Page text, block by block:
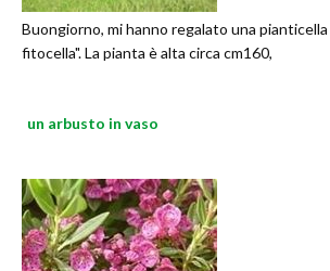
Buongiorno, mi hanno regalato una pianticella
fitocella". La pianta è alta circa cm160,
un arbusto in vaso